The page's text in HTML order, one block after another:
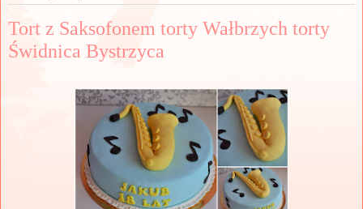
Tort z Saksofonem torty Wałbrzych torty
Świdnica Bystrzyca